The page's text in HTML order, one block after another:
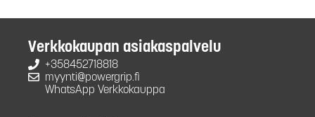
Verkkokaupan asiakaspalvelu
+358452718818
myynti@powergrip.fi
WhatsApp Verkkokauppa